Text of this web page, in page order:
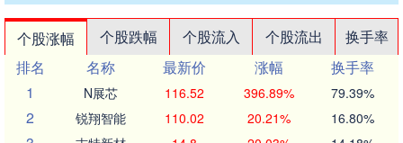
个股涨幅 个股跌幅 个股流入 个股流出
换手率
排名
名称 最新价 涨幅
换手率
1
N展芯 116.52 396.89% 79.39%
2 锐翔智能 110.02 20.21% 16.80%